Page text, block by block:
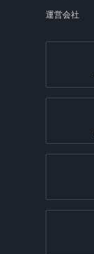
運営会社